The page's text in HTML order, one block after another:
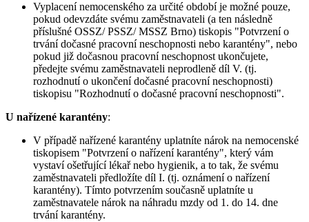
Vyplacení nemocenského za určité období je možné pouze,
pokud odevzdáte svému zaměstnavateli (a ten následně
příslušné OSSZ/ PSSZ/ MSSZ Brno) tiskopis "Potvrzení o
trvání dočasné pracovní neschopnosti nebo karantény", nebo
pokud již dočasnou pracovní neschopnost ukončujete,
předejte svému zaměstnavateli neprodleně díl V. (tj.
rozhodnutí o ukončení dočasné pracovní neschopnosti)
tiskopisu "Rozhodnutí o dočasné pracovní neschopnosti".
U nařízené karantény:
V případě nařízené karantény uplatníte nárok na nemocenské
tiskopisem "Potvrzení o nařízení karantény", který vám
vystaví ošetřující lékař nebo hygienik, a to tak, že svému
zaměstnavateli předložíte díl I. (tj. oznámení o nařízení
karantény). Tímto potvrzením současně uplatníte u
zaměstnavatele nárok na náhradu mzdy od 1. do 14. dne
trvání karantény.